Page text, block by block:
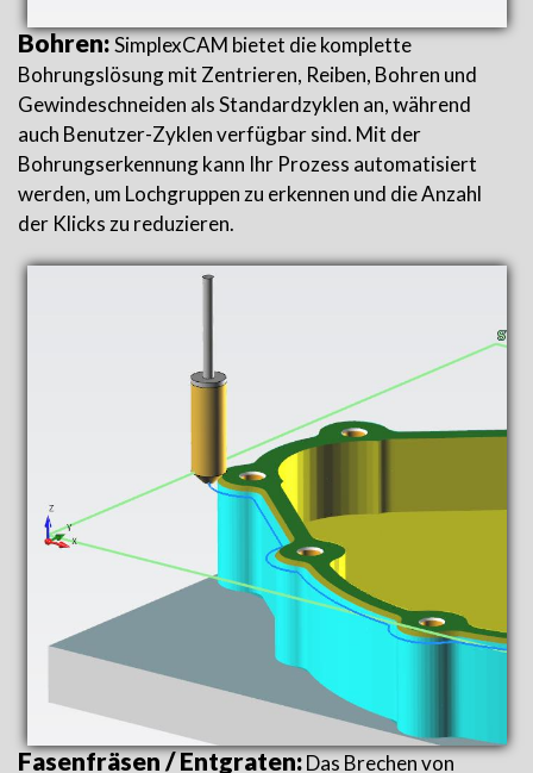
Bohren:SimplexCAM bietet die komplette
Bohrungslösung mit Zentrieren, Reiben, Bohren und
Gewindeschneiden als Standardzyklen an, während
auch Benutzer-Zyklen verfügbar sind. Mit der
Bohrungserkennung kann Ihr Prozess automatisiert
werden, um Lochgruppen zu erkennen und die Anzahl
der Klicks zu reduzieren.
Fasenfräsen / Entgraten:Das Brechen von